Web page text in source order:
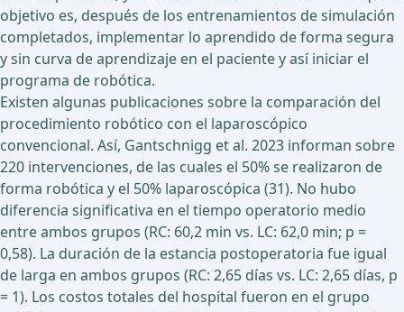
objetivo es, después de los entrenamientos de simulación
completados, implementar lo aprendido de forma segura
y sin curva de aprendizaje en el paciente y así iniciar el
programa de robótica.
Existen algunas publicaciones sobre la comparación del
procedimiento robótico con el laparoscópico
convencional. Así, Gantschnigg et al. 2023 informan sobre
220 intervenciones, de las cuales el 50% se realizaron de
forma robótica y el 50% laparoscópica (31). No hubo
diferencia significativa en el tiempo operatorio medio
entre ambos grupos (RC: 60,2 min vs. LC: 62,0 min; p =
0,58). La duración de la estancia postoperatoria fue igual
de larga en ambos grupos (RC: 2,65 días vs. LC: 2,65 días, p
= 1). Los costos totales del hospital fueron en el grupo